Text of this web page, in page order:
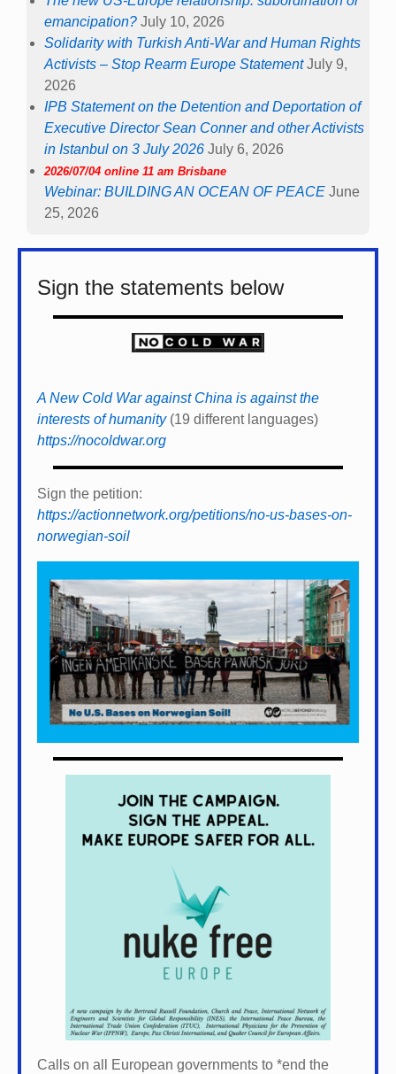
emancipation? July 10, 2026
Solidarity with Turkish Anti-War and Human Rights
Activists – Stop Rearm Europe Statement July 9,
2026
IPB Statement on the Detention and Deportation of
Executive Director Sean Conner and other Activists
in Istanbul on 3 July 2026 July 6, 2026
2026/07/04 online 11 am Brisbane
Webinar: BUILDING AN OCEAN OF PEACE June
25, 2026
Sign the statements below
A New Cold War against China is against the
interests of humanity(19 different languages)
https://nocoldwar.org
Sign the petition:
https://actionnetwork.org/petitions/no-us-bases-on-
norwegian-soil
Calls on all European governments to *end the